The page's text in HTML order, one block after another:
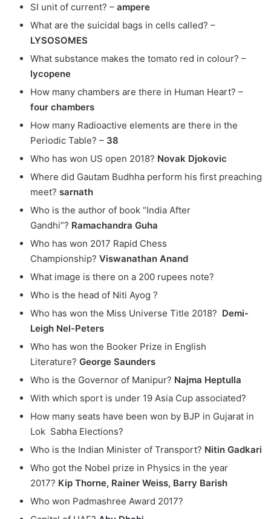
SI unit of current? – ampere
What are the suicidal bags in cells called? –
LYSOSOMES
What substance makes the tomato red in colour? –
lycopene
How many chambers are there in Human Heart? –
four chambers
How many Radioactive elements are there in the
Periodic Table? – 38
Who has won US open 2018? Novak Djokovic
Where did Gautam Budhha perform his first preaching
meet? sarnath
Who is the author of book “India After
Gandhi”? Ramachandra Guha
Who has won 2017 Rapid Chess
Championship? Viswanathan Anand
What image is there on a 200 rupees note?
Who is the head of Niti Ayog ?
Who has won the Miss Universe Title 2018? Demi-
Leigh Nel-Peters
Who has won the Booker Prize in English
Literature? George Saunders
Who is the Governor of Manipur? Najma Heptulla
With which sport is under 19 Asia Cup associated?
How many seats have been won by BJP in Gujarat in
Lok Sabha Elections?
Who is the Indian Minister of Transport? Nitin Gadkari
Who got the Nobel prize in Physics in the year
2017? Kip Thorne, Rainer Weiss, Barry Barish
Who won Padmashree Award 2017?